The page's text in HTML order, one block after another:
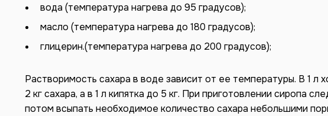
вода (температура нагрева до 95 градусов);
масло (температура нагрева до 180 градусов);
глицерин.(температура нагрева до 200 градусов);
Растворимость сахара в воде зависит от ее температуры. В 1
2 кг сахара, а в 1 л кипятка до 5 кг. При приготовлении сиропа
потом всыпать необходимое количество сахара небольшими